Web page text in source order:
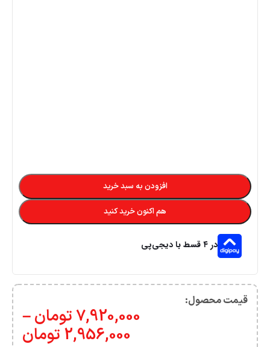
افزودن به سبد خرید
هم اکنون خرید کنید
در ۴ قسط با دیجی‌پی
قیمت محصول:​
7,920,000تومان–
2,956,000 تومان